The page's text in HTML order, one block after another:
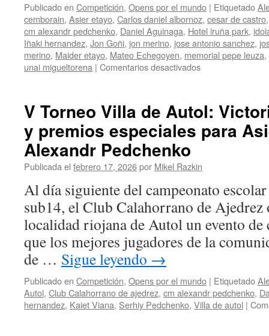
Publicado en Competición, Opens por el mundo | Etiquetado
cemborain, Asier etayo, Carlos daniel albornoz, cesar de castro
cm alexandr pedchenko, Daniel Aguinaga, Hotel iruña park,
Iñaki hernandez, Jon Goñi, jon merino, jose antonio sanchez,
merino, Maider etayo, Mateo Echegoyen, memorial pepe leuza,
unai migueltorena | Comentarios desactivadosen
Leuza
–
Ciudad
Alexandr
Pedchenko
se
reinventa
y
Jon
Goñi
lleva
casi
todo…
V Torneo Villa de Autol:
y premios especiales para
Alexandr Pedchenko
Publicada el febrero 17, 2026por Mikel Razkin
Al día siguiente del campeonato
sub14, el Club Calahorrano de Ajedrez
localidad riojana de Autol un evento de
que los mejores jugadores de la
de … Sigue leyendo →
Publicado en Competición, Opens por el mundo | Etiquetado
Autol, Club Calahorrano de ajedrez, cm alexandr pedchenko,
hernandez, Kaiet Viana, Serhiy Pedchenko, Villa de autol |